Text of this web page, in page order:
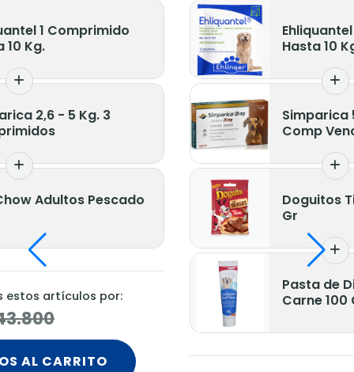
1 Comprimido
10 Kg.
2,6 - 5 Kg. 3
Adultos Pescado
estos artículos por:
AL CARRITO
Hasta 10
Simparica
Comp
Doguitos
Gr
Pasta de
Carne 100